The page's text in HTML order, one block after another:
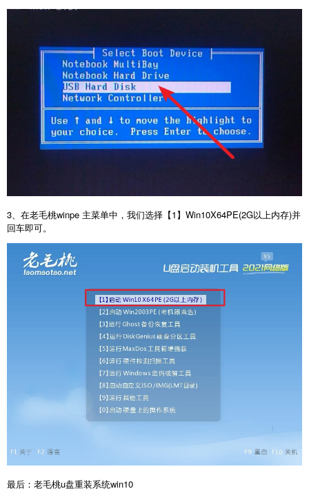
3、在老毛桃winpe 主菜单中，我们选择【1】Win10X64PE(2G以上内存)并
回车即可。
最后：老毛桃u盘重装系统win10